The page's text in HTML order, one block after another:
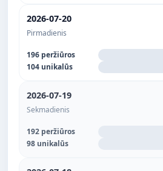
2026-07-20
Pirmadienis
196 peržiūros
104 unikalūs
2026-07-19
Sekmadienis
192 peržiūros
98 unikalūs